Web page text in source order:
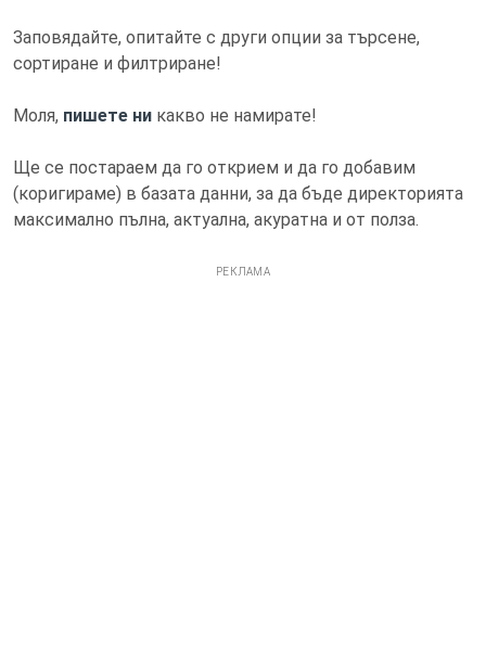
Заповядайте, опитайте с други опции за търсене,
сортиране и филтриране!
Моля, пишете ни какво не намирате!
Ще се постараем да го открием и да го добавим
(коригираме) в базата данни, за да бъде директорията
максимално пълна, актуална, акуратна и от полза.
РЕКЛАМА